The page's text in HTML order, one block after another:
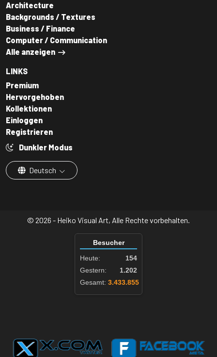
Architecture
Backgrounds / Textures
Business / Finance
Computer / Communication
Alle anzeigen
LINKS
Premium
Hervorgehoben
Kollektionen
Einloggen
Registrieren
Dunkler Modus
Deutsch
© 2026 - Heiko Visual Art, Alle Rechte vorbehalten.
Besucher
Heute:
154
Gestern:
1.202
Gesamt: 3.433.855